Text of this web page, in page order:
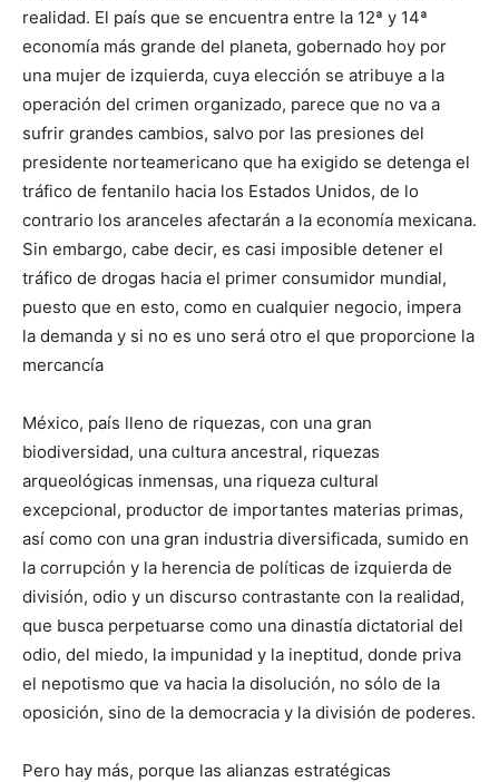
realidad. El país que se encuentra entre la 12ª y 14ª
economía más grande del planeta, gobernado hoy por
una mujer de izquierda, cuya elección se atribuye a la
operación del crimen organizado, parece que no va a
sufrir grandes cambios, salvo por las presiones del
presidente norteamericano que ha exigido se detenga el
tráfico de fentanilo hacia los Estados Unidos, de lo
contrario los aranceles afectarán a la economía mexicana.
Sin embargo, cabe decir, es casi imposible detener el
tráfico de drogas hacia el primer consumidor mundial,
puesto que en esto, como en cualquier negocio, impera
la demanda y si no es uno será otro el que proporcione la
mercancía
México, país lleno de riquezas, con una gran
biodiversidad, una cultura ancestral, riquezas
arqueológicas inmensas, una riqueza cultural
excepcional, productor de importantes materias primas,
así como con una gran industria diversificada, sumido en
la corrupción y la herencia de políticas de izquierda de
división, odio y un discurso contrastante con la realidad,
que busca perpetuarse como una dinastía dictatorial del
odio, del miedo, la impunidad y la ineptitud, donde priva
el nepotismo que va hacia la disolución, no sólo de la
oposición, sino de la democracia y la división de poderes.
Pero hay más, porque las alianzas estratégicas